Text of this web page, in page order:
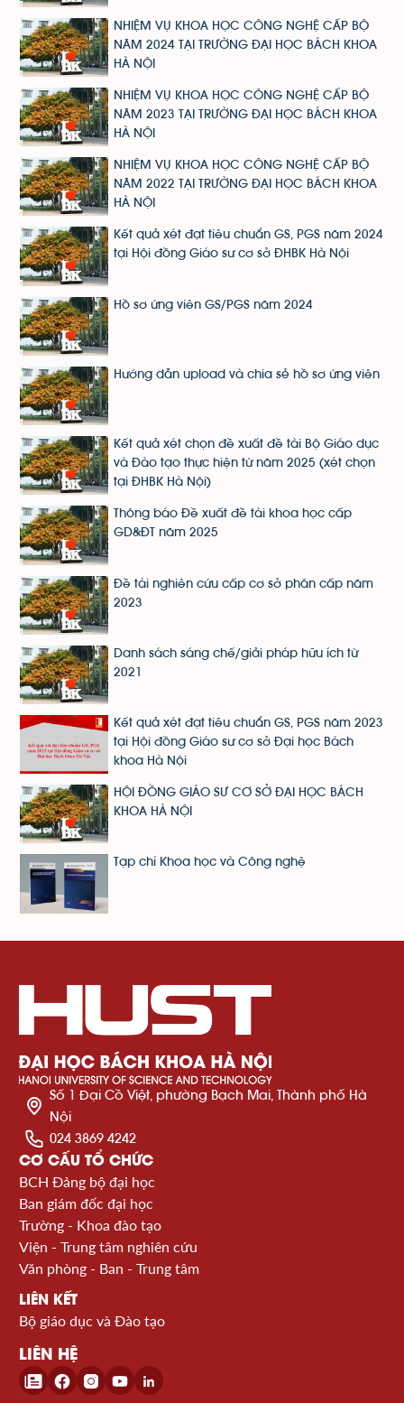
NHIỆM VỤ KHOA HỌC CÔNG NGHỆ CẤP BỘ
NĂM 2024 TẠI TRƯỜNG ĐẠI HỌC BÁCH KHOA
HÀ NỘI
NHIỆM VỤ KHOA HỌC CÔNG NGHỆ CẤP BỘ
NĂM 2023 TẠI TRƯỜNG ĐẠI HỌC BÁCH KHOA
HÀ NỘI
NHIỆM VỤ KHOA HỌC CÔNG NGHỆ CẤP BỘ
NĂM 2022 TẠI TRƯỜNG ĐẠI HỌC BÁCH KHOA
HÀ NỘI
Kết quả xét đạt tiêu chuẩn GS, PGS năm 2024
tại Hội đồng Giáo sư cơ sở ĐHBK Hà Nội
Hồ sơ ứng viên GS/PGS năm 2024
Hướng dẫn upload và chia sẻ hồ sơ ứng viên
Kết quả xét chọn đề xuất đề tài Bộ Giáo dục
và Đào tạo thực hiện từ năm 2025 (xét chọn
tại ĐHBK Hà Nội)
Thông báo Đề xuất đề tài khoa học cấp
GD&ĐT năm 2025
Đề tài nghiên cứu cấp cơ sở phân cấp năm
2023
Danh sách sáng chế/giải pháp hữu ích từ
2021
Kết quả xét đạt tiêu chuẩn GS, PGS năm 2023
tại Hội đồng Giáo sư cơ sở Đại học Bách
khoa Hà Nội
HỘI ĐỒNG GIÁO SƯ CƠ SỞ ĐẠI HỌC BÁCH
KHOA HÀ NỘI
Tạp chí Khoa học và Công nghệ
Số 1 Đại Cồ Việt, phường Bạch Mai, Thành phố Hà
Nội
024 3869 4242
CƠ CẤU TỔ CHỨC
BCH Đảng bộ đại học
Ban giám đốc đại học
Trường - Khoa đào tạo
Viện - Trung tâm nghiên cứu
Văn phòng - Ban - Trung tâm
LIÊN KẾT
Bộ giáo dục và Đào tạo
LIÊN HỆ